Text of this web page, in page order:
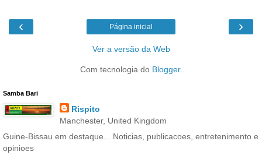
‹ ›
Página inicial
Ver a versão da Web
Com tecnologia do Blogger.
Samba Bari
Rispito
Manchester, United Kingdom
Guine-Bissau em destaque... Noticias, publicacoes, entretenimento e
opinioes